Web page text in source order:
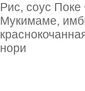
Рис, соус
Мукимаме,
нори